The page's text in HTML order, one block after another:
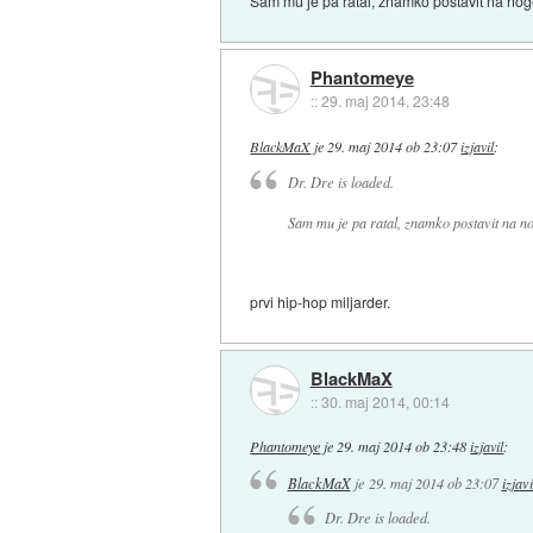
Phantomeye
::29. maj 2014, 23:48
BlackMaX je 29. maj 2014 ob 23:07izjavil:
Dr. Dre is loaded.
Sam mu je pa ratal, znamko postavit na
prvi hip-hop miljarder.
BlackMaX
::30. maj 2014, 00:14
Phantomeyeje29. maj 2014 ob 23:48 izjavil:
BlackMaXje 29. maj 2014 ob 23:07
Dr. Dre is loaded.